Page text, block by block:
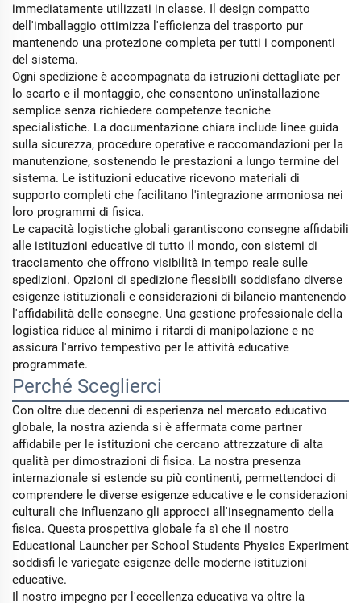
immediatamente utilizzati in classe. Il design compatto
dell'imballaggio ottimizza l'efficienza del trasporto pur
mantenendo una protezione completa per tutti i componenti
del sistema.
Ogni spedizione è accompagnata da istruzioni dettagliate per
lo scarto e il montaggio, che consentono un'installazione
semplice senza richiedere competenze tecniche
specialistiche. La documentazione chiara include linee guida
sulla sicurezza, procedure operative e raccomandazioni per la
manutenzione, sostenendo le prestazioni a lungo termine del
sistema. Le istituzioni educative ricevono materiali di
supporto completi che facilitano l'integrazione armoniosa nei
loro programmi di fisica.
Le capacità logistiche globali garantiscono consegne affidabili
alle istituzioni educative di tutto il mondo, con sistemi di
tracciamento che offrono visibilità in tempo reale sulle
spedizioni. Opzioni di spedizione flessibili soddisfano diverse
esigenze istituzionali e considerazioni di bilancio mantenendo
l'affidabilità delle consegne. Una gestione professionale della
logistica riduce al minimo i ritardi di manipolazione e ne
assicura l'arrivo tempestivo per le attività educative
programmate.
Perché Sceglierci
Con oltre due decenni di esperienza nel mercato educativo
globale, la nostra azienda si è affermata come partner
affidabile per le istituzioni che cercano attrezzature di alta
qualità per dimostrazioni di fisica. La nostra presenza
internazionale si estende su più continenti, permettendoci di
comprendere le diverse esigenze educative e le considerazioni
culturali che influenzano gli approcci all'insegnamento della
fisica. Questa prospettiva globale fa sì che il nostro
Educational Launcher per School Students Physics Experiment
soddisfi le variegate esigenze delle moderne istituzioni
educative.
Il nostro impegno per l'eccellenza educativa va oltre la